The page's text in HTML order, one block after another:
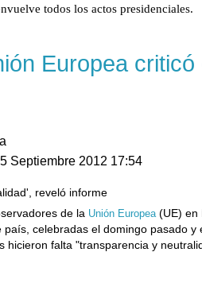
todos los actos presidenciales.
Europea criticó
Septiembre 2012 17:54
reveló informe
de la Unión Europea (UE) en
celebradas el domingo pasado y
hicieron falta "transparencia y